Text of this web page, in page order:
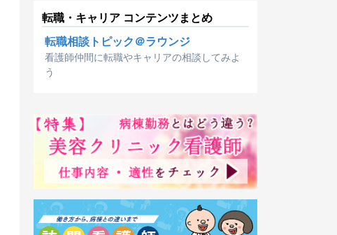
転職・キャリア コンテンツまとめ
転職相談トピック＠ラウンジ
看護師仲間に転職やキャリアの相談してみよ
う